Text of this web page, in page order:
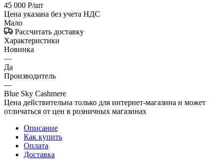
45 000 Р/шт
Цена указана без учета НДС
Мало
Рассчитать доставку
Характеристики
Новинка
—
Да
Производитель
—
Blue Sky Cashmere
Цена действительна только для интернет-магазина и может
отличаться от цен в розничных магазинах
Описание
Как купить
Оплата
Доставка